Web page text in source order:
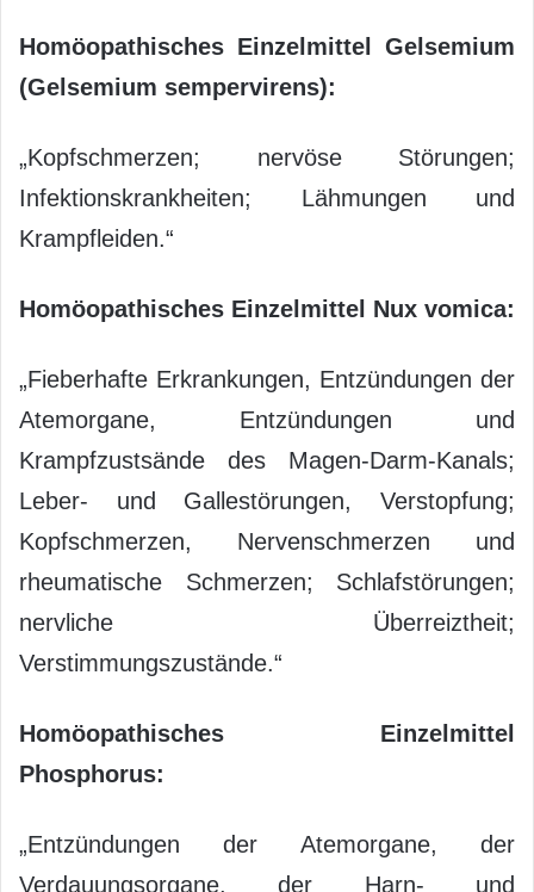
Homöopathisches Einzelmittel Gelsemium
(Gelsemium sempervirens):
„Kopfschmerzen; nervöse Störungen;
Infektionskrankheiten; Lähmungen und
Krampfleiden.“
Homöopathisches Einzelmittel Nux vomica:
„Fieberhafte Erkrankungen, Entzündungen der
Atemorgane, Entzündungen und
Krampfzustsände des Magen-Darm-Kanals;
Leber- und Gallestörungen, Verstopfung;
Kopfschmerzen, Nervenschmerzen und
rheumatische Schmerzen; Schlafstörungen;
nervliche Überreiztheit;
Verstimmungszustände.“
Homöopathisches Einzelmittel
Phosphorus:
„Entzündungen der Atemorgane, der
Verdauungsorgane, der Harn- und